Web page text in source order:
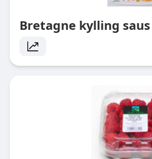
Bretagne kylling saus